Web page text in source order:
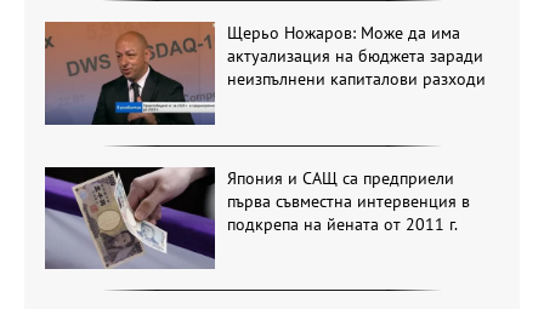
Щерьо Ножаров: Може да има
актуализация на бюджета заради
неизпълнени капиталови разходи
Япония и САЩ са предприели
първа съвместна интервенция в
подкрепа на йената от 2011 г.